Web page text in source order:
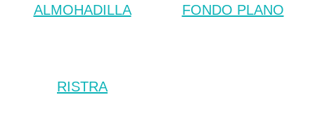
ALMOHADILLA FONDO PLANO
RISTRA